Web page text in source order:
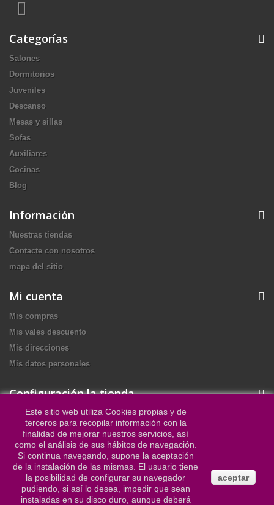
Categorías
Salones
Dormitorios
Juveniles
Descanso
Mesas y sillas
Sofas
Auxiliares
Cocinas
Blog
Información
Nuestras tiendas
Contacte con nosotros
mapa del sitio
Mi cuenta
Mis compras
Mis vales descuento
Mis direcciones
Mis datos personales
Configuración la tienda
Muebles Olias Ocaña, C/ San José de Palmete, nº13 /Nave 3
Sevilla - 41016
Llámanos ahora:954 25 27 52 - 652 93 96 52
Escriba su dirección email: mueblesocana2002@outlook.es
Este sitio web utiliza Cookies propias y de
terceros para recopilar información con la
finalidad de mejorar nuestros servicios, así
como el análisis de sus hábitos de navegación.
Si continua navegando, supone la aceptación
de la instalación de las mismas. El usuario tiene
la posibilidad de configurar su navegador
pudiendo, si así lo desea, impedir que sean
instaladas en su disco duro, aunque deberá
aceptar